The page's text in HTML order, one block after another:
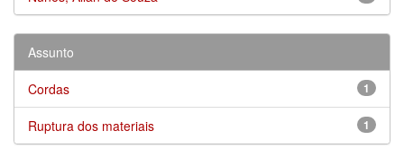
Assunto
1
Cordas
1
Ruptura dos materiais